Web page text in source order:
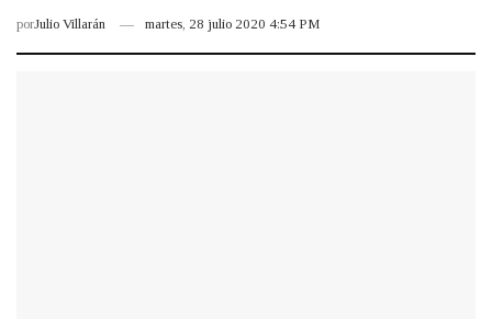
porJulio Villarán martes, 28 julio 2020 4:54 PM